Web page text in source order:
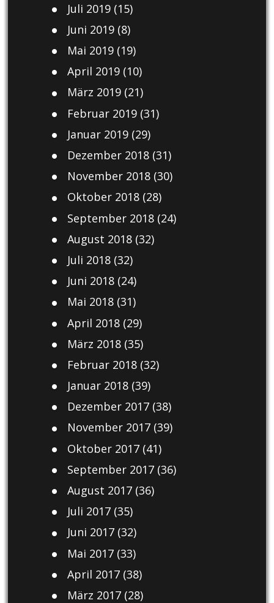
Juli 2019(15)
Juni 2019(8)
Mai 2019(19)
April 2019(10)
März 2019(21)
Februar 2019(31)
Januar 2019(29)
Dezember 2018(31)
November 2018(30)
Oktober 2018(28)
September 2018(24)
August 2018(32)
Juli 2018(32)
Juni 2018(24)
Mai 2018(31)
April 2018(29)
März 2018(35)
Februar 2018(32)
Januar 2018(39)
Dezember 2017(38)
November 2017(39)
Oktober 2017(41)
September 2017(36)
August 2017(36)
Juli 2017(35)
Juni 2017(32)
Mai 2017(33)
April 2017(38)
März 2017(28)